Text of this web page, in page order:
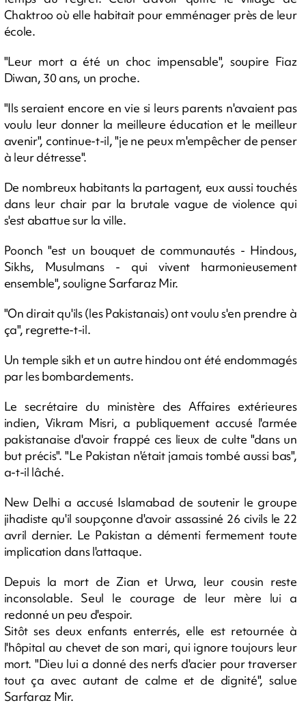
Chaktroo où elle habitait pour emménager près de leur
école.
"Leur mort a été un choc impensable", soupire Fiaz
Diwan, 30 ans, un proche.
"Ils seraient encore en vie si leurs parents n'avaient pas
voulu leur donner la meilleure éducation et le meilleur
avenir", continue-t-il, "je ne peux m'empêcher de penser
à leur détresse".
De nombreux habitants la partagent, eux aussi touchés
dans leur chair par la brutale vague de violence qui
s'est abattue sur la ville.
Poonch "est un bouquet de communautés - Hindous,
Sikhs, Musulmans - qui vivent harmonieusement
ensemble", souligne Sarfaraz Mir.
"On dirait qu'ils (les Pakistanais) ont voulu s'en prendre à
ça", regrette-t-il.
Un temple sikh et un autre hindou ont été endommagés
par les bombardements.
Le secrétaire du ministère des Affaires extérieures
indien, Vikram Misri, a publiquement accusé l'armée
pakistanaise d'avoir frappé ces lieux de culte "dans un
but précis". "Le Pakistan n'était jamais tombé aussi bas",
a-t-il lâché.
New Delhi a accusé Islamabad de soutenir le groupe
jihadiste qu'il soupçonne d'avoir assassiné 26 civils le 22
avril dernier. Le Pakistan a démenti fermement toute
implication dans l'attaque.
Depuis la mort de Zian et Urwa, leur cousin reste
inconsolable. Seul le courage de leur mère lui a
redonné un peu d'espoir.
Sitôt ses deux enfants enterrés, elle est retournée à
l'hôpital au chevet de son mari, qui ignore toujours leur
mort. "Dieu lui a donné des nerfs d'acier pour traverser
tout ça avec autant de calme et de dignité", salue
Sarfaraz Mir.